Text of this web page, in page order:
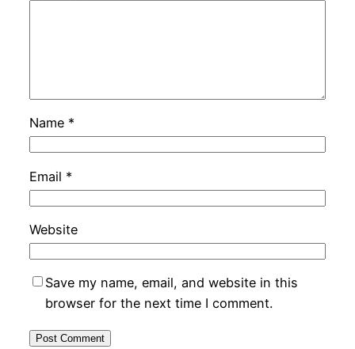
Name *
Email *
Website
Save my name, email, and website in this
browser for the next time I comment.